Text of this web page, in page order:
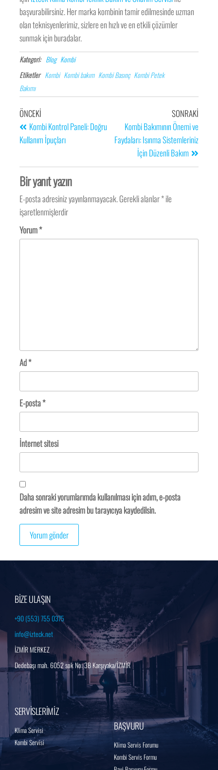
başvurabilirsiniz. Her marka kombinin tamir edilmesinde uzman
olan teknisyenlerimiz, sizlere en hızlı ve en etkili çözümler
sunmak için buradalar.
Kategori: Blog Kombi
Etiketler Kombi Kombi bakım Kombi Basınç Kombi Petek
Bakımı
ÖNCEKI
Kombi Kontrol Paneli: Doğru
Kullanım İpuçları
SONRAKI
Kombi Bakımının Önemi ve
Faydaları: Isınma Sistemleriniz
İçin Düzenli Bakım
Bir yanıt yazın
E-posta adresiniz yayınlanmayacak.Gerekli alanlar*ile
işaretlenmişlerdir
Yorum*
Ad*
E-posta*
İnternet sitesi
Daha sonraki yorumlarımda kullanılması için adım, e-posta
adresim ve site adresim bu tarayıcıya kaydedilsin.
BİZE ULAŞIN
+90 (553) 755 0375
info@izteck.net
İZMİR MERKEZ
Dedebaşı mah. 6052 sok No: 3B Karşıyaka/İZMİR
SERVİSLERİMİZ
Klima Servisi
Kombi Servisi
BAŞVURU
Klima Servis Forumu
Kombi Servis Formu